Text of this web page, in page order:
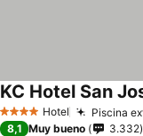
4 EstrellasHotel Piscina
KC Hotel San
8,1 Muy bueno 3.332